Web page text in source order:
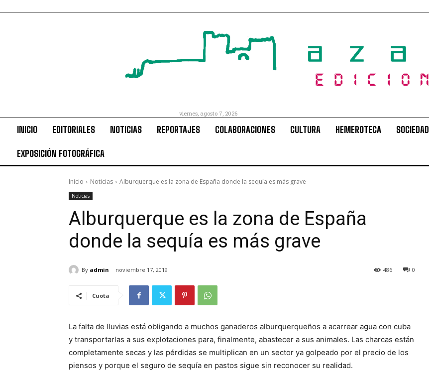
viernes, agosto 7, 2026
INICIO EDITORIALES NOTICIAS REPORTAJES COLABORACIONES CULTURA HEMEROTECA SOCIEDAD
EXPOSICIÓN FOTOGRÁFICA
Inicio Noticias Alburquerque es la zona de España donde la sequía es más grave
Noticias
Alburquerque es la zona de España
donde la sequía es más grave
By admin noviembre 17, 2019 0
486
Cuota
La falta de lluvias está obligando a muchos ganaderos alburquerqueños a acarrear agua con cuba
y transportarlas a sus explotaciones para, finalmente, abastecer a sus animales. Las charcas están
completamente secas y las pérdidas se multiplican en un sector ya golpeado por el precio de los
piensos y porque el seguro de sequía en pastos sigue sin reconocer su realidad.